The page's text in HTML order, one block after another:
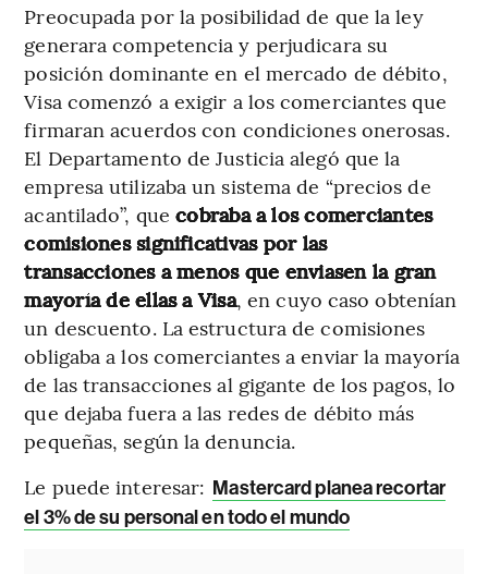
Preocupada por la posibilidad de que la ley
generara competencia y perjudicara su
posición dominante en el mercado de débito,
Visa comenzó a exigir a los comerciantes que
firmaran acuerdos con condiciones onerosas.
El Departamento de Justicia alegó que la
empresa utilizaba un sistema de “precios de
acantilado”, quecobraba a los comerciantes
comisiones significativas por las
transacciones a menos que enviasen la gran
mayoría de ellas a Visa, en cuyo caso obtenían
un descuento. La estructura de comisiones
obligaba a los comerciantes a enviar la mayoría
de las transacciones al gigante de los pagos, lo
que dejaba fuera a las redes de débito más
pequeñas, según la denuncia.
Le puede interesar: Mastercard planea recortar
el 3% de su personal en todo el mundo